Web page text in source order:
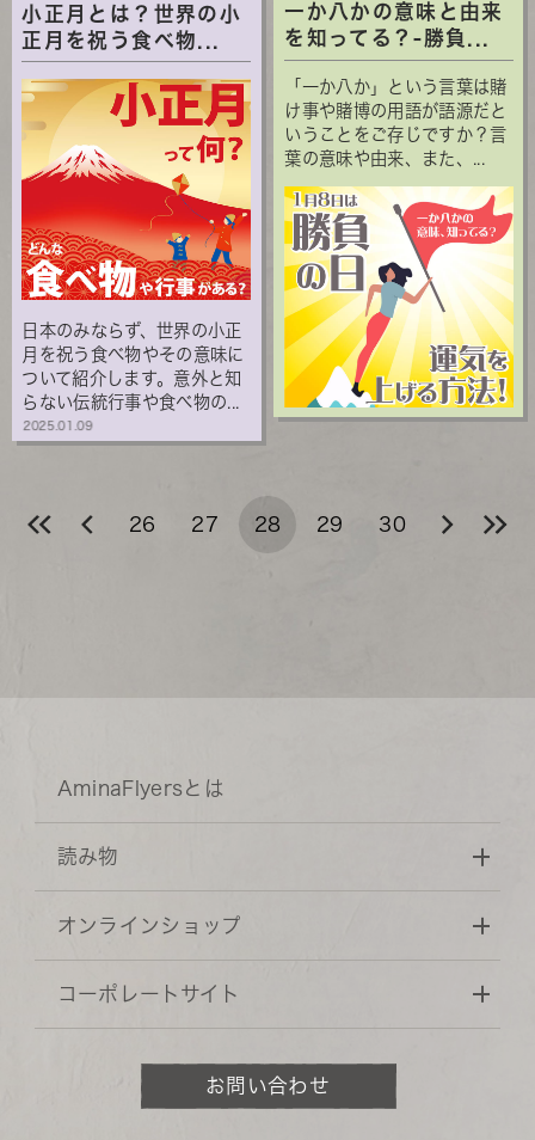
小正月とは？世界の小
正月を祝う食べ物...
日本のみならず、世界の小正
月を祝う食べ物やその意味に
ついて紹介します。意外と知
らない伝統行事や食べ物の...
2025.01.09
一か八かの意味と由来
を知ってる？-勝負...
「一か八か」という言葉は賭
け事や賭博の用語が語源だと
いうことをご存じですか？言
葉の意味や由来、また、...
26 27 28 29 30
AminaFlyersとは
読み物
オンラインショップ
コーポレートサイト
お問い合わせ